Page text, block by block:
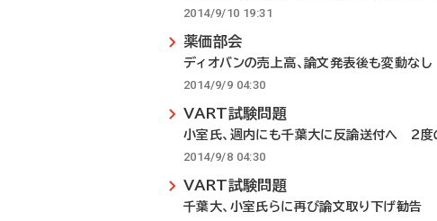
2014/9/10 19:31
薬価部会
ディオバンの売上高、論文発表後も変動な
2014/9/9 04:30
VART試験問題
小室氏、週内にも千葉大に反論送付へ 2度
2014/9/8 04:30
VART試験問題
千葉大、小室氏らに再び論文取り下げ勧告